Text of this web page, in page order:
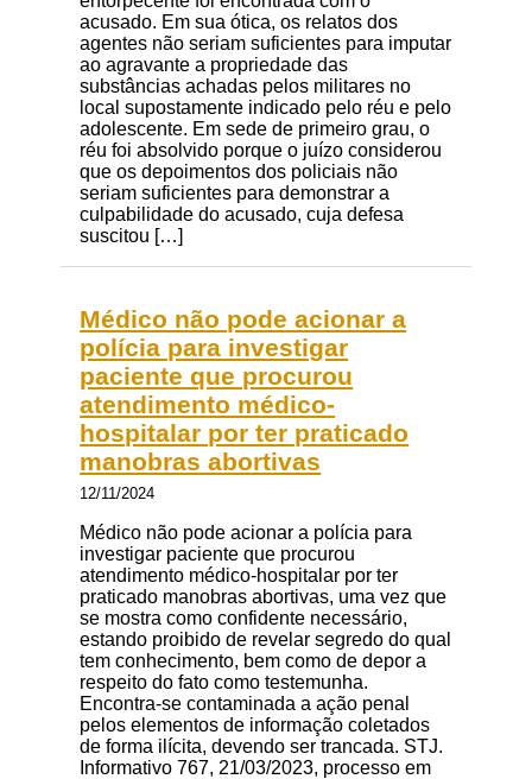
acusado. Em sua ótica, os relatos dos
agentes não seriam suficientes para imputar
ao agravante a propriedade das
substâncias achadas pelos militares no
local supostamente indicado pelo réu e pelo
adolescente. Em sede de primeiro grau, o
réu foi absolvido porque o juízo considerou
que os depoimentos dos policiais não
seriam suficientes para demonstrar a
culpabilidade do acusado, cuja defesa
suscitou […]
Médico não pode acionar a
polícia para investigar
paciente que procurou
atendimento médico-
hospitalar por ter praticado
manobras abortivas
12/11/2024
Médico não pode acionar a polícia para
investigar paciente que procurou
atendimento médico-hospitalar por ter
praticado manobras abortivas, uma vez que
se mostra como confidente necessário,
estando proibido de revelar segredo do qual
tem conhecimento, bem como de depor a
respeito do fato como testemunha.
Encontra-se contaminada a ação penal
pelos elementos de informação coletados
de forma ilícita, devendo ser trancada. STJ.
Informativo 767, 21/03/2023, processo em